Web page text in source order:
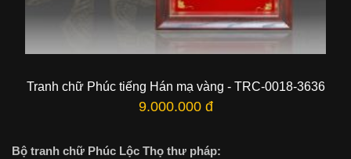
Tranh chữ Phúc tiếng Hán mạ vàng - TRC-0018-3636
9.000.000 đ
Bộ tranh chữ Phúc Lộc Thọ thư pháp: